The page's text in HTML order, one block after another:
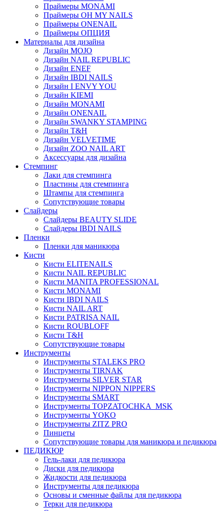
Праймеры MONAMI
Праймеры OH MY NAILS
Праймеры ONENAIL
Праймеры ОПЦИЯ
Материалы для дизайна
Дизайн MOJO
Дизайн NAIL REPUBLIC
Дизайн ENEF
Дизайн IBDI NAILS
Дизайн I ENVY YOU
Дизайн KIEMI
Дизайн MONAMI
Дизайн ONENAIL
Дизайн SWANKY STAMPING
Дизайн T&H
Дизайн VELVETIME
Дизайн ZOO NAIL ART
Аксессуары для дизайна
Стемпинг
Лаки для стемпинга
Пластины для стемпинга
Штампы для стемпинга
Сопутствующие товары
Слайдеры
Слайдеры BEAUTY SLIDE
Слайдеры IBDI NAILS
Пленки
Пленки для маникюра
Кисти
Кисти ELITENAILS
Кисти NAIL REPUBLIC
Кисти MANITA PROFESSIONAL
Кисти MONAMI
Кисти IBDI NAILS
Кисти NAIL ART
Кисти PATRISA NAIL
Кисти ROUBLOFF
Кисти T&H
Сопутствующие товары
Инструменты
Инструменты STALEKS PRO
Инструменты TIRNAK
Инструменты SILVER STAR
Инструменты NIPPON NIPPERS
Инструменты SMART
Инструменты TOPZATOCHKA_MSK
Инструменты YOKO
Инструменты ZITZ PRO
Пинцеты
Сопутствующие товары для маникюра и педикюра
ПЕДИКЮР
Гель-лаки для педикюра
Диски для педикюра
Жидкости для педикюра
Инструменты для педикюра
Основы и сменные файлы для педикюра
Терки для педикюра